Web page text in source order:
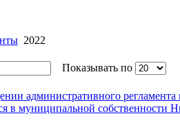
2022
Показывать по
административного
в муниципальной собственности